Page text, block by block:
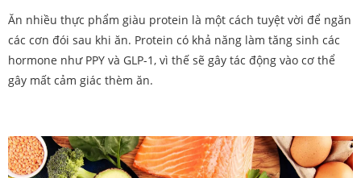
Ăn nhiều thực phẩm giàu protein là một cách tuyệt vời để ngăn
các cơn đói sau khi ăn. Protein có khả năng làm tăng sinh các
hormone như PPY và GLP-1, vì thế sẽ gây tác động vào cơ thể
gây mất cảm giác thèm ăn.